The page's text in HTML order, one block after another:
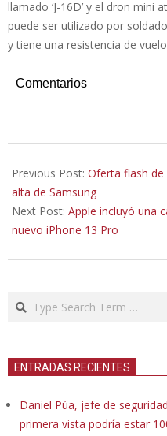
llamado ‘J-16D’ y el dron mini
puede ser utilizado por
y tiene una resistencia de
Comentarios
10-
05
Previous Post: Oferta flash
alta de Samsung
Next Post: Apple incluyó una
nuevo iPhone 13 Pro
Search
ENTRADAS RECIENTES
Daniel Púa, jefe de
primera vista podría estar